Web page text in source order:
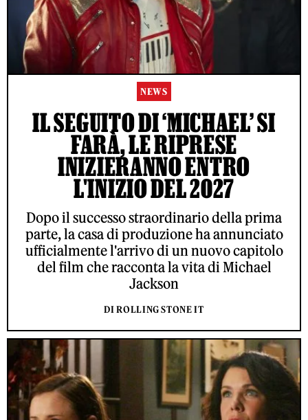
NEWS
IL SEGUITO DI ‘MICHAEL’ SI
FARÀ, LE RIPRESE
INIZIERANNO ENTRO
L'INIZIO DEL 2027
Dopo il successo straordinario della prima
parte, la casa di produzione ha annunciato
ufficialmente l'arrivo di un nuovo capitolo
del film che racconta la vita di Michael
Jackson
DI ROLLING STONE IT